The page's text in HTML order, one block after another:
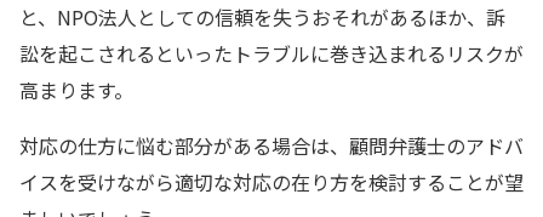
と、NPO法人としての信頼を失うおそれがあるほか、訴
訟を起こされるといったトラブルに巻き込まれるリスクが
高まります。
対応の仕方に悩む部分がある場合は、顧問弁護士のアドバ
イスを受けながら適切な対応の在り方を検討することが望